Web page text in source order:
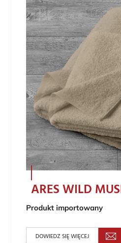
ARES WILD
Produkt importowany
DOWIEDZ SIĘ WIĘCEJ